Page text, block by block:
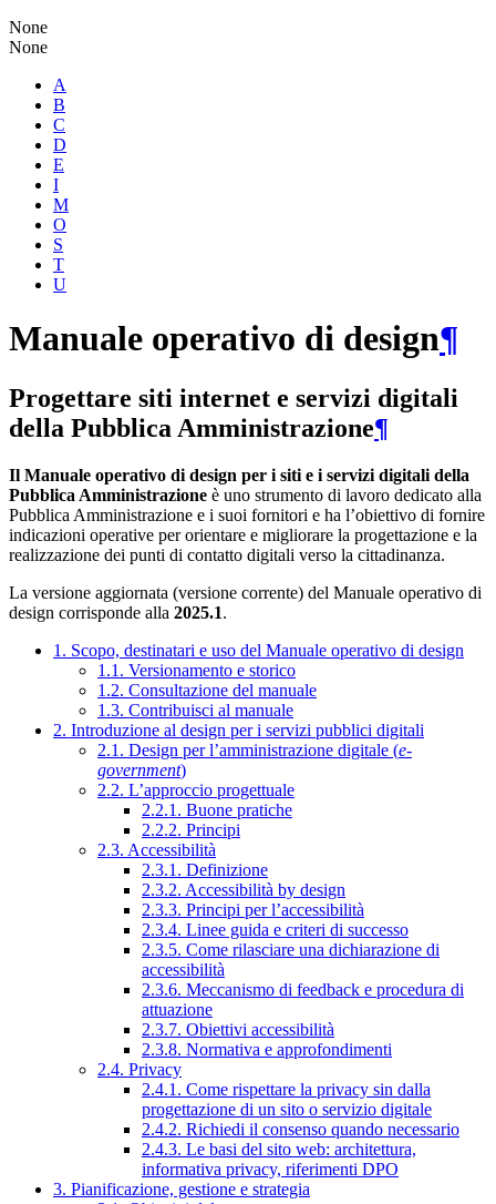
None
None
A
B
C
D
E
I
M
O
S
T
U
Manuale operativo di design¶
Progettare siti internet e servizi digitali
della Pubblica Amministrazione¶
Il Manuale operativo di design per i siti e i servizi digitali della
Pubblica Amministrazione è uno strumento di lavoro dedicato alla
Pubblica Amministrazione e i suoi fornitori e ha l’obiettivo di fornire
indicazioni operative per orientare e migliorare la progettazione e la
realizzazione dei punti di contatto digitali verso la cittadinanza.
La versione aggiornata (versione corrente) del Manuale operativo di
design corrisponde alla 2025.1.
1. Scopo, destinatari e uso del Manuale operativo di design
1.1. Versionamento e storico
1.2. Consultazione del manuale
1.3. Contribuisci al manuale
2. Introduzione al design per i servizi pubblici digitali
2.1. Design per l’amministrazione digitale (e-
government)
2.2. L’approccio progettuale
2.2.1. Buone pratiche
2.2.2. Principi
2.3. Accessibilità
2.3.1. Definizione
2.3.2. Accessibilità by design
2.3.3. Principi per l’accessibilità
2.3.4. Linee guida e criteri di successo
2.3.5. Come rilasciare una dichiarazione di
accessibilità
2.3.6. Meccanismo di feedback e procedura di
attuazione
2.3.7. Obiettivi accessibilità
2.3.8. Normativa e approfondimenti
2.4. Privacy
2.4.1. Come rispettare la privacy sin dalla
progettazione di un sito o servizio digitale
2.4.2. Richiedi il consenso quando necessario
2.4.3. Le basi del sito web: architettura,
informativa privacy, riferimenti DPO
3. Pianificazione, gestione e strategia